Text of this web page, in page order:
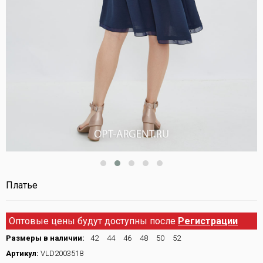
Платье
Оптовые цены будут доступны после Регистрации
Размеры в наличии: 42 44 46 48 50
52
Артикул: VLD2003518